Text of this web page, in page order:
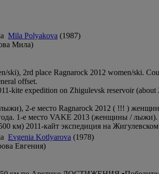
Mila Polyakova (1987)
Мила)
ski), 2rd place Ragnarock 2012 women/ski.
offset.
kite expedition on Zhigulevsk reservoir
2-е место Ragnarock 2012 ( !!! )
1-е место VAKE 2013 (женщины / лыжи).
км) 2011-кайт экспедиция на
Evgenia Kotlyarova (1978)
Евгения)